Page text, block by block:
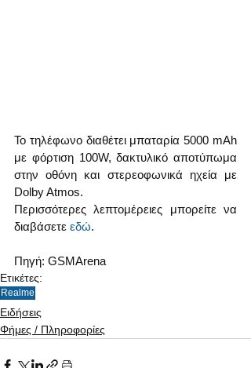
Το τηλέφωνο διαθέτει μπαταρία 5000 mAh
με φόρτιση 100W, δακτυλικό αποτύπωμα
στην οθόνη και στερεοφωνικά ηχεία με
Dolby Atmos.
Περισσότερες λεπτομέρειες μπορείτε να
διαβάσετε εδώ.
Πηγή: GSMArena
Ετικέτες:
Realme
Ειδήσεις
Φήμες / Πληροφορίες